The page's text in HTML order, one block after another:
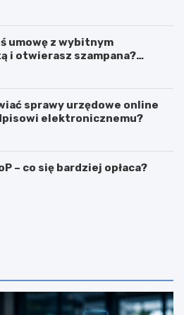
umowę z wybitnym
i otwierasz szampana?
sprawy urzędowe online
elektronicznemu?
– co się bardziej opłaca?